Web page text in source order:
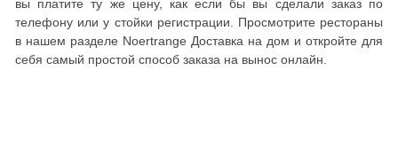
вы платите ту же цену, как если бы вы сделали заказ по
телефону или у стойки регистрации. Просмотрите рестораны
в нашем разделе Noertrange Доставка на дом и откройте для
себя самый простой способ заказа на вынос онлайн.